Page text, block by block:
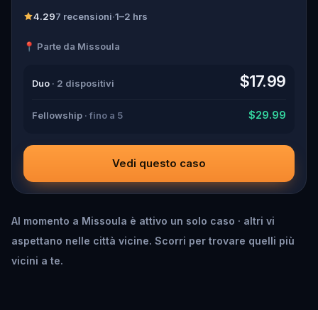
Walter, the obsessed boyfriend? Percy, the ghost tour
suspects, and expose the real murderer before they strike
4.297 recensioni·1–2 hrs
📍 Parte da Missoula
Duo · 2 dispositivi $17.99
Fellowship · fino a 5 $29.99
Vedi questo caso
Al momento a Missoula è attivo un solo caso · altri vi
aspettano nelle città vicine. Scorri per trovare quelli più
vicini a te.